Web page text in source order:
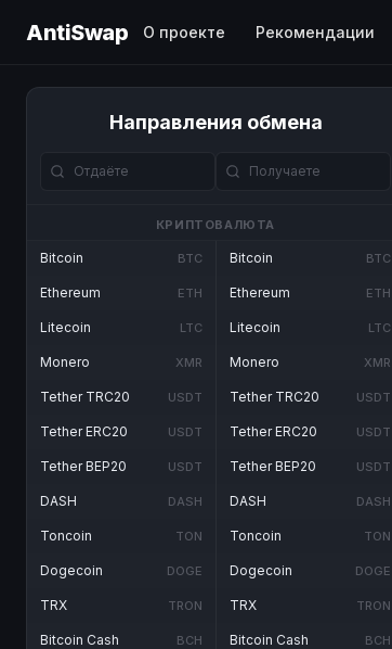
AntiSwap О проекте Рекомендации
Направления обмена
КРИПТОВАЛЮТА
Bitcoin BTC
Ethereum ETH
Litecoin LTC
Monero XMR
Tether TRC20 USDT
Tether ERC20 USDT
Tether BEP20 USDT
DASH DASH
Toncoin TON
Dogecoin DOGE
TRX TRON
Bitcoin Cash BCH
Bitcoin BTC
Ethereum ETH
Litecoin LTC
Monero XMR
Tether TRC20 USDT
Tether ERC20 USDT
Tether BEP20 USDT
DASH DASH
Toncoin TON
Dogecoin DOGE
TRX TRON
Bitcoin Cash BCH